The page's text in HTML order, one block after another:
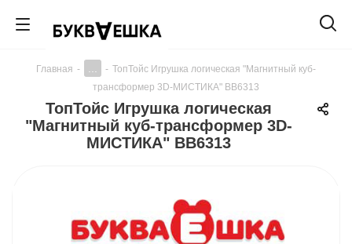
Главная - - ТопТойс Игрушка логическая "Магнитный куб-
трансформер 3D-МИСТИКА" ВВ6313
ТопТойс Игрушка логическая
"Магнитный куб-трансформер 3D-
МИСТИКА" ВВ6313